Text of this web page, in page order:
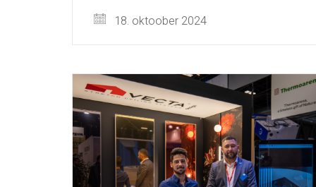
18. oktoober 2024